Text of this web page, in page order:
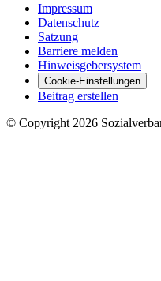
Impressum
Datenschutz
Satzung
Barriere melden
Hinweisgebersystem
Cookie-Einstellungen
Beitrag erstellen
© Copyright 2026